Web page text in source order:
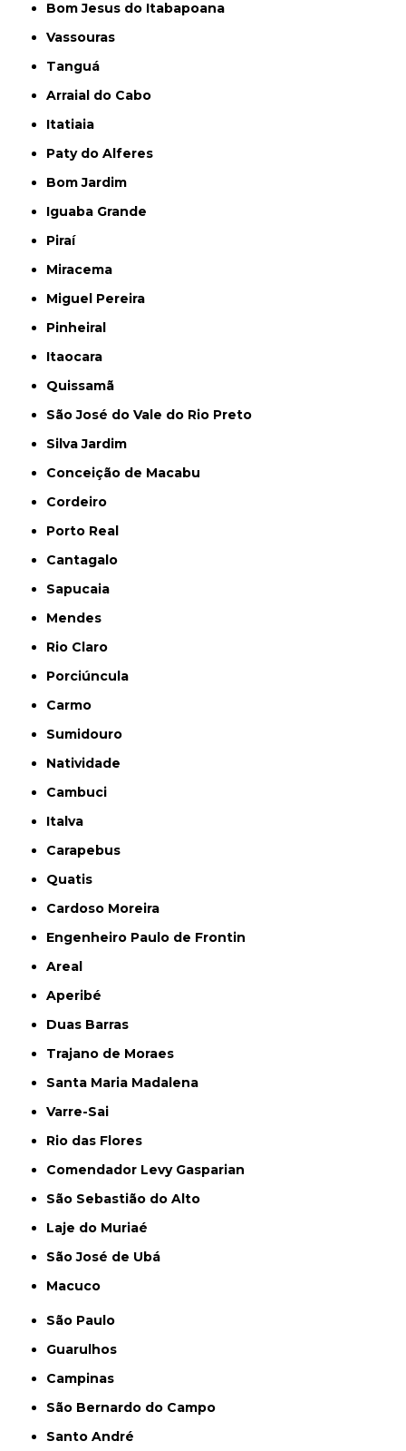
Bom Jesus do Itabapoana
Vassouras
Tanguá
Arraial do Cabo
Itatiaia
Paty do Alferes
Bom Jardim
Iguaba Grande
Piraí
Miracema
Miguel Pereira
Pinheiral
Itaocara
Quissamã
São José do Vale do Rio Preto
Silva Jardim
Conceição de Macabu
Cordeiro
Porto Real
Cantagalo
Sapucaia
Mendes
Rio Claro
Porciúncula
Carmo
Sumidouro
Natividade
Cambuci
Italva
Carapebus
Quatis
Cardoso Moreira
Engenheiro Paulo de Frontin
Areal
Aperibé
Duas Barras
Trajano de Moraes
Santa Maria Madalena
Varre-Sai
Rio das Flores
Comendador Levy Gasparian
São Sebastião do Alto
Laje do Muriaé
São José de Ubá
Macuco
São Paulo
Guarulhos
Campinas
São Bernardo do Campo
Santo André